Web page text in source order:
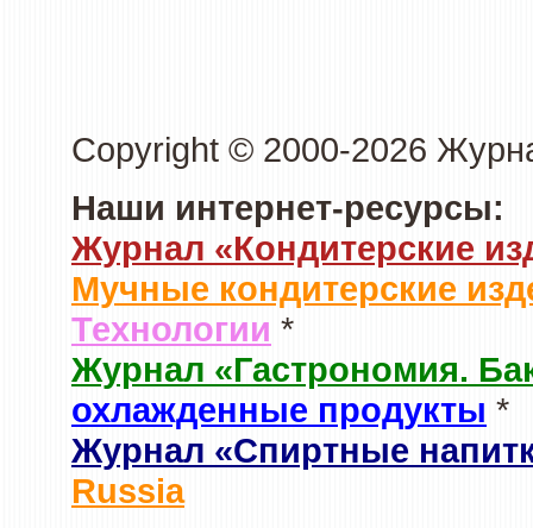
Copyright © 2000-2026
Наши интернет-ресурсы:
Журнал «Кондитерские
Мучные кондитерские
Технологии *
Журнал «Гастрономия.
охлажденные продукты *
Журнал «Спиртные
Russia